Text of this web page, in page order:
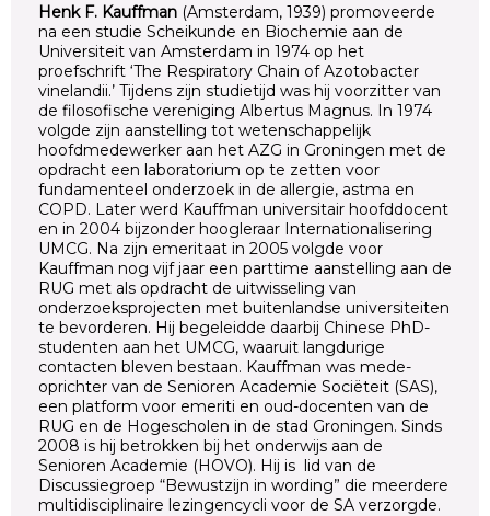
Henk F. Kauffman (Amsterdam, 1939) promoveerde
na een studie Scheikunde en Biochemie aan de
Universiteit van Amsterdam in 1974 op het
proefschrift ‘The Respiratory Chain of Azotobacter
vinelandii.’ Tijdens zijn studietijd was hij voorzitter van
de filosofische vereniging Albertus Magnus. In 1974
volgde zijn aanstelling tot wetenschappelijk
hoofdmedewerker aan het AZG in Groningen met de
opdracht een laboratorium op te zetten voor
fundamenteel onderzoek in de allergie, astma en
COPD. Later werd Kauffman universitair hoofddocent
en in 2004 bijzonder hoogleraar Internationalisering
UMCG. Na zijn emeritaat in 2005 volgde voor
Kauffman nog vijf jaar een parttime aanstelling aan de
RUG met als opdracht de uitwisseling van
onderzoeksprojecten met buitenlandse universiteiten
te bevorderen. Hij begeleidde daarbij Chinese PhD-
studenten aan het UMCG, waaruit langdurige
contacten bleven bestaan. Kauffman was mede-
oprichter van de Senioren Academie Sociëteit (SAS),
een platform voor emeriti en oud-docenten van de
RUG en de Hogescholen in de stad Groningen. Sinds
2008 is hij betrokken bij het onderwijs aan de
Senioren Academie (HOVO). Hij is lid van de
Discussiegroep “Bewustzijn in wording” die meerdere
multidisciplinaire lezingencycli voor de SA verzorgde.